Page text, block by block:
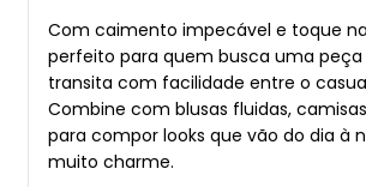
Com caimento impecável e toque
perfeito para quem busca uma peça
transita com facilidade entre o
Combine com blusas fluidas,
para compor looks que vão do dia à
muito charme.